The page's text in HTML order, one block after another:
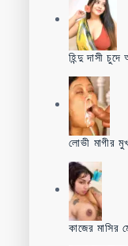
হিন্দু দাসী
লোভী মাগীর
কাজের মাসির